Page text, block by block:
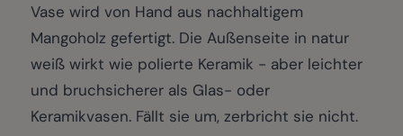
Vase wird von Hand aus nachhaltigem
Mangoholz gefertigt. Die Außenseite in natur
weiß wirkt wie polierte Keramik - aber leichter
und bruchsicherer als Glas- oder
Keramikvasen. Fällt sie um, zerbricht sie nicht.